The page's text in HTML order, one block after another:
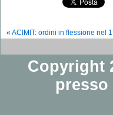
« ACIMIT: ordini in flessione nel
Copyright
presso